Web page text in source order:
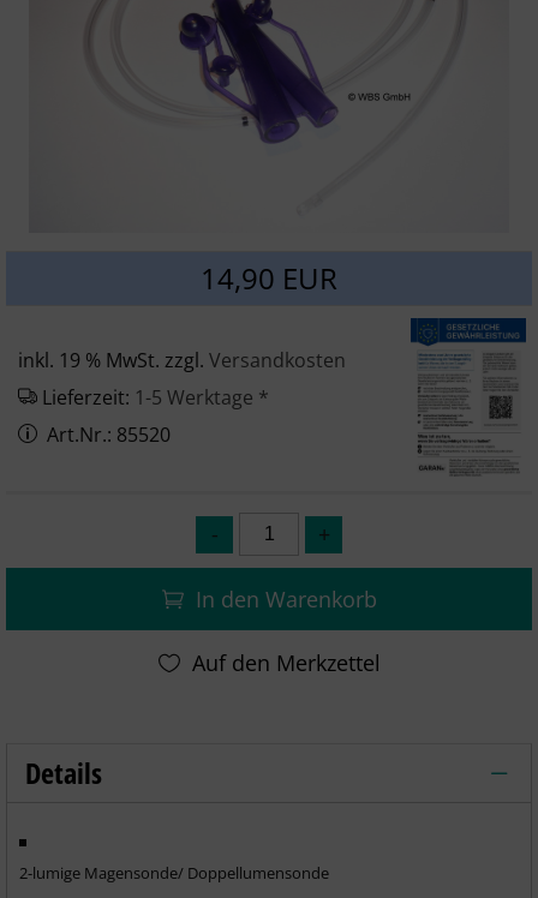
14,90 EUR
inkl. 19 % MwSt. zzgl. Versandkosten
Lieferzeit: 1-5 Werktage *
Art.Nr.: 85520
In den Warenkorb
Details
Salemsonde/ Doppellumensonde/
2-lumige Magensonde/ Doppellumensonde